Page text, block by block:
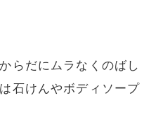
らだにムラなくのばし
石けんやボディソープ